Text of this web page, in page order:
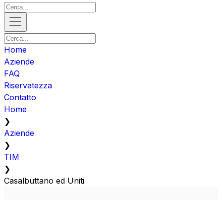
Home
Aziende
FAQ
Riservatezza
Contatto
Home
❯
Aziende
❯
TIM
❯
Casalbuttano ed Uniti